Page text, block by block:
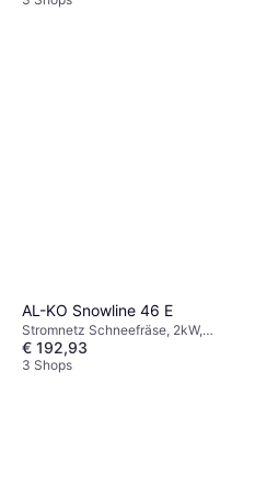
AL-KO Snowline 46 E
Stromnetz Schneefräse, 2kW,
Einlassbreite: 46 cm
€ 192,93
3 Shops